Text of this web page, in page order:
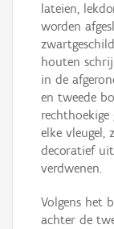
lateien,
worden
houten
in de
en tweede
elke vleugel,
decoratief
verdwenen.
Volgens het
achter de